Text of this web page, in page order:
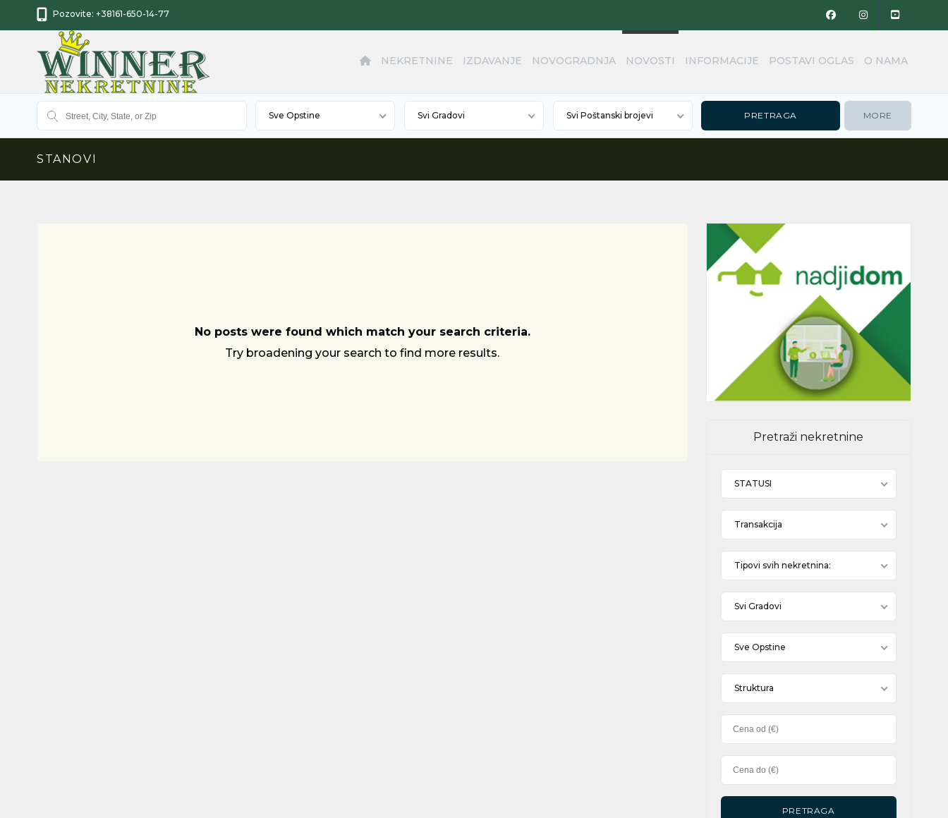
Pozovite: +38161-650-14-77
NEKRETNINE IZDAVANJE NOVOGRADNJA NOVOSTI INFORMACIJE POSTAVI OGLAS O NAMA
Sve Opstine Svi Gradovi Svi Poštanski brojevi MORE
STANOVI
No posts were found which match your search criteria.
Try broadening your search to find more results.
Pretraži nekretnine
STATUSI
Transakcija
Tipovi svih nekretnina:
Svi Gradovi
Sve Opstine
Struktura